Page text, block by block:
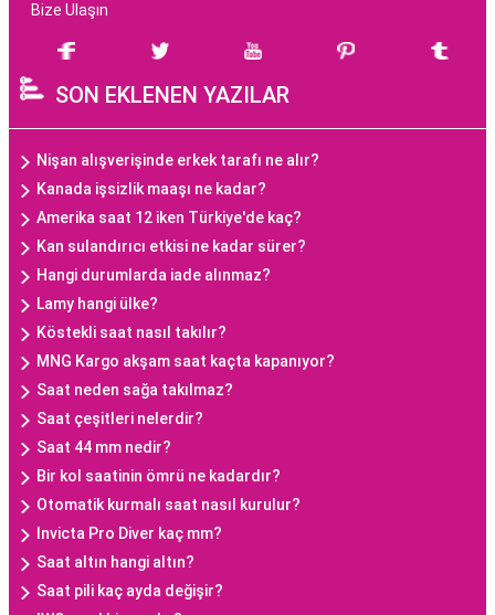
Bize Ulaşın
SON EKLENEN YAZILAR
Nişan alışverişinde erkek tarafı ne alır?
Kanada işsizlik maaşı ne kadar?
Amerika saat 12 iken Türkiye'de kaç?
Kan sulandırıcı etkisi ne kadar sürer?
Hangi durumlarda iade alınmaz?
Lamy hangi ülke?
Köstekli saat nasıl takılır?
MNG Kargo akşam saat kaçta kapanıyor?
Saat neden sağa takılmaz?
Saat çeşitleri nelerdir?
Saat 44 mm nedir?
Bir kol saatinin ömrü ne kadardır?
Otomatik kurmalı saat nasıl kurulur?
Invicta Pro Diver kaç mm?
Saat altın hangi altın?
Saat pili kaç ayda değişir?